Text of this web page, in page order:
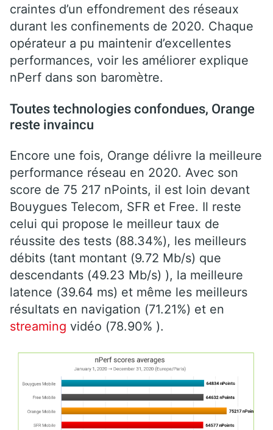
craintes d’un effondrement des réseaux
durant les confinements de 2020. Chaque
opérateur a pu maintenir d’excellentes
performances, voir les améliorer explique
nPerf dans son baromètre.
Toutes technologies confondues, Orange
reste invaincu
Encore une fois, Orange délivre la meilleure
performance réseau en 2020. Avec son
score de 75 217 nPoints, il est loin devant
Bouygues Telecom, SFR et Free. Il reste
celui qui propose le meilleur taux de
réussite des tests (88.34%), les meilleurs
débits (tant montant (9.72 Mb/s) que
descendants (49.23 Mb/s) ), la meilleure
latence (39.64 ms) et même les meilleurs
résultats en navigation (71.21%) et en
streaming vidéo (78.90% ).